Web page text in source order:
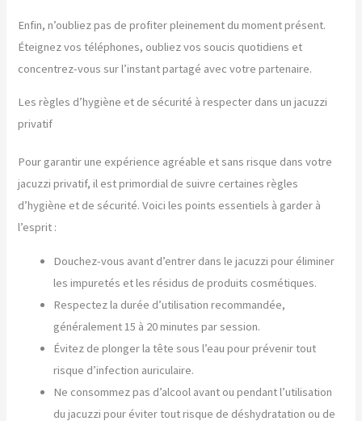
Enfin, n’oubliez pas de profiter pleinement du moment présent.
Éteignez vos téléphones, oubliez vos soucis quotidiens et
concentrez-vous sur l’instant partagé avec votre partenaire.
Les règles d’hygiène et de sécurité à respecter dans un jacuzzi
privatif
Pour garantir une expérience agréable et sans risque dans votre
jacuzzi privatif, il est primordial de suivre certaines règles
d’hygiène et de sécurité. Voici les points essentiels à garder à
l’esprit :
Douchez-vous avant d’entrer dans le jacuzzi pour éliminer
les impuretés et les résidus de produits cosmétiques.
Respectez la durée d’utilisation recommandée,
généralement 15 à 20 minutes par session.
Évitez de plonger la tête sous l’eau pour prévenir tout
risque d’infection auriculaire.
Ne consommez pas d’alcool avant ou pendant l’utilisation
du jacuzzi pour éviter tout risque de déshydratation ou de